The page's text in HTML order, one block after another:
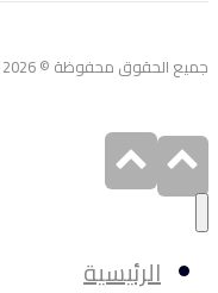
جميع الحقوق محفوظة © Al Saeed CPA's 2026
الرئيسية